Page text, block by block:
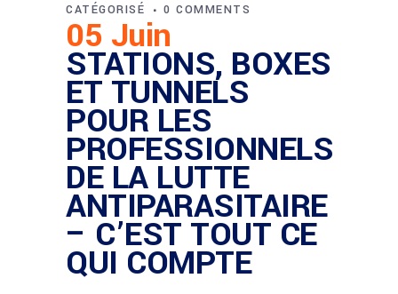
05 Juin
STATIONS, BOXES
ET TUNNELS
POUR LES
PROFESSIONNELS
DE LA LUTTE
ANTIPARASITAIRE
– C’EST TOUT CE
QUI COMPTE
CATÉGORISÉ
0 COMMENTS